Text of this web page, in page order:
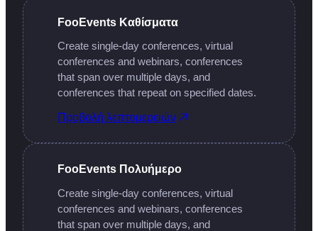
FooEvents Καθίσματα
Create single-day conferences, virtual
conferences and webinars, conferences
that span over multiple days, and
conferences that repeat on specified dates.
Προβολή λεπτομερειών
FooEvents Πολυήμερο
Create single-day conferences, virtual
conferences and webinars, conferences
that span over multiple days, and